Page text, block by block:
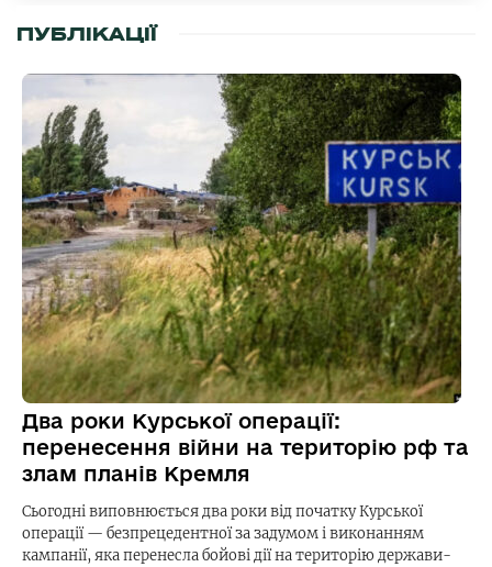
ПУБЛІКАЦІЇ
Два роки Курської операції:
перенесення війни на територію рф та
злам планів Кремля
Сьогодні виповнюється два роки від початку Курської
операції — безпрецедентної за задумом і виконанням
кампанії, яка перенесла бойові дії на територію держави-